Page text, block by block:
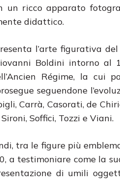
un ricco apparato
didattico.
l’arte figurativa
Boldini intorno al
Régime, la cui
seguendone
Carrà, Casorati, de
Soffici, Tozzi e Viani.
tra le figure più
a testimoniare come la
di umili